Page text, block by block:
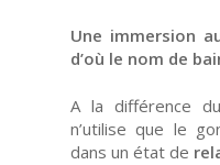
Une immersion
d’où le nom de
A la différence
n’utilise que le
dans un état de